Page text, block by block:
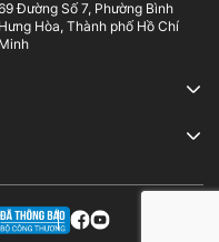
Đường Số 7, Phường Bình
Hưng Hòa, Thành phố Hồ Chí
Minh